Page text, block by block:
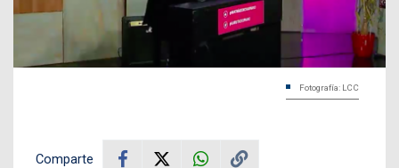
Fotografía: LCC
Comparte